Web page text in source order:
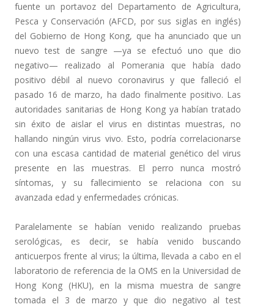
fuente un portavoz del Departamento de Agricultura,
Pesca y Conservación (AFCD, por sus siglas en inglés)
del Gobierno de Hong Kong, que ha anunciado que un
nuevo test de sangre —ya se efectuó uno que dio
negativo— realizado al Pomerania que había dado
positivo débil al nuevo coronavirus y que falleció el
pasado 16 de marzo, ha dado finalmente positivo. Las
autoridades sanitarias de Hong Kong ya habían tratado
sin éxito de aislar el virus en distintas muestras, no
hallando ningún virus vivo. Esto, podría correlacionarse
con una escasa cantidad de material genético del virus
presente en las muestras. El perro nunca mostró
síntomas, y su fallecimiento se relaciona con su
avanzada edad y enfermedades crónicas.
Paralelamente se habían venido realizando pruebas
serológicas, es decir, se había venido buscando
anticuerpos frente al virus; la última, llevada a cabo en el
laboratorio de referencia de la OMS en la Universidad de
Hong Kong (HKU), en la misma muestra de sangre
tomada el 3 de marzo y que dio negativo al test